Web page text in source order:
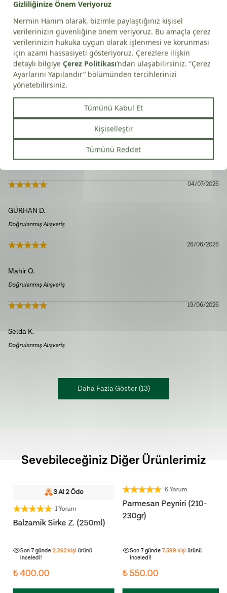
İlkay A.
Paketi açtığımda peynirler hala soğuktu.
Nermin
Hanım
Zeytinliği:
Merhabalar 👋, bizi tercih ettiğiniz ve sofralarınızda bize
de yer ayırdığınız için teşekkür ederiz. 🌿 Ürünlerimizi en
taze haliyle, afiyetle ve keyifle tüketmeniz dileğiyle.
Herhangi bir sorunuz olursa biz her zaman buradayız. 😊
🫒
GÜRHAN D.
Doğrulanmış Alışveriş
04/07/2026
MahirO.
Doğrulanmış Alışveriş
26/06/2026
Selda K.
Doğrulanmış Alışveriş
19/06/2026
Daha Fazla Göster(13)
Sevebileceğiniz Diğer Ürünlerimiz
3 Al 2 Öde
1 Yorum
Balzamik Sirke Z. (250ml)
Son 7 günde 2.262kişi ürünü
inceledi!
₺ 400.00
6 Yorum
Parmesan Peyniri (210-
230gr)
Son 7 günde 7.599kişi ürünü
inceledi!
₺ 550.00